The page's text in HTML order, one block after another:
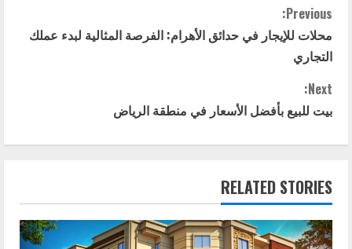
C
o
n
t
i
n
u
Previous:
محلات للإيجار في حدائق الأهرام: الفرصة المثالية لبدء عملك
التجاري
Next:
بيت للبيع بأفضل الأسعار في منطقة الرياض
RELATED STORIES